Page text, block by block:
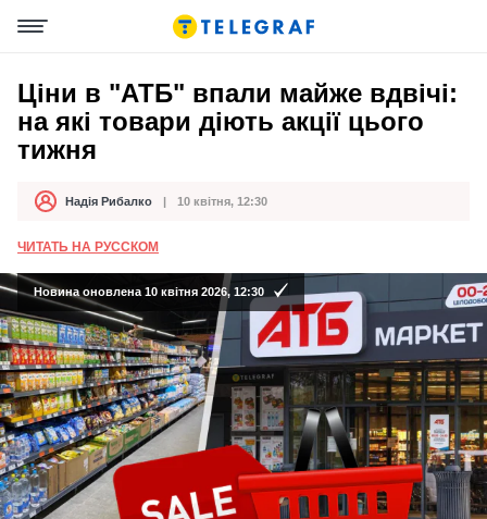
Ціни в "АТБ" впали майже вдвічі:
на які товари діють акції цього
тижня
АвторНадія Рибалко
Дата публікації 10 квітня, 12:30
ЧИТАТЬ НА РУССКОМ
Новина оновлена 10 квітня 2026, 12:30